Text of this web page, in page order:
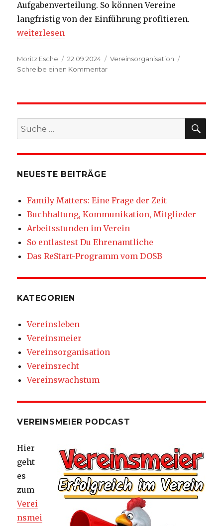
Aufgabenverteilung. So können Vereine
langfristig von der Einführung profitieren.
„Arbeitsstunden im Verein“
weiterlesen
Autor
Moritz Esche
Veröffentlicht
am
22.09.2024 Kategorien
Vereinsorganisation
Schreibe einen Kommentarzu
Suche
nach:
NEUESTE BEITRÄGE
Family Matters: Eine Frage der Zeit
Buchhaltung, Kommunikation, Mitglieder
Arbeitsstunden im Verein
So entlastest Du Ehrenamtliche
Das ReStart-Programm vom DOSB
KATEGORIEN
Vereinsleben
Vereinsmeier
Vereinsorganisation
Vereinsrecht
Vereinswachstum
VEREINSMEIER PODCAST
Hier
geht
es
zum
Verei
nsmei